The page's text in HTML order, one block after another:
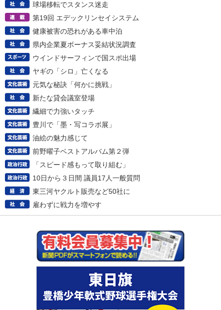
球場移転でスタンス迷走
第19回 エデックリンセイシステム
健康被害の恐れがある車中泊
県内企業夏ボーナス妥結状況調査
ウインドサーフィンで国スポ出場
ヤギの「シロ」亡くなる
元気な秘訣「何かに挑戦」
新たな貸会議室登場
繊細で力強いタッチ
豊川で「墨・写コラボ展」
油絵の魅力感じて
前野曜子ベストアルバム第２弾
「スピード感もって取り組む」
10日から３日間 議員17人一般質問
東三河ヤクルト販売など50社に
雇わずに戦力を増やす